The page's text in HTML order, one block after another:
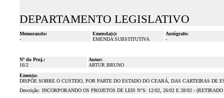
DEPARTAMENTO LEGISLATIVO
Memorando:
-
Emenda(s):
EMENDA SUBSTITUTIVA
Autógrafo:
-
Nº do Proj.:
16/2
Autor:
ARTUR BRUNO
Ementa:
DISPÕE SOBRE O CUSTEIO, POR PARTE DO ESTADO DO CEARÁ, DAS CARTEIRAS DE
Descrição: INCORPORANDO OS PROJETOS DE LEIS N°S: 12/02, 26/02 E 28/02 -